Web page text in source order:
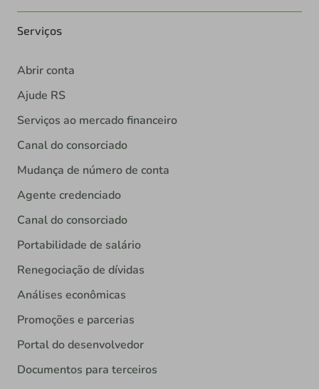
Serviços
Abrir conta
Ajude RS
Serviços ao mercado financeiro
Canal do consorciado
Mudança de número de conta
Agente credenciado
Canal do consorciado
Portabilidade de salário
Renegociação de dívidas
Análises econômicas
Promoções e parcerias
Portal do desenvolvedor
Documentos para terceiros